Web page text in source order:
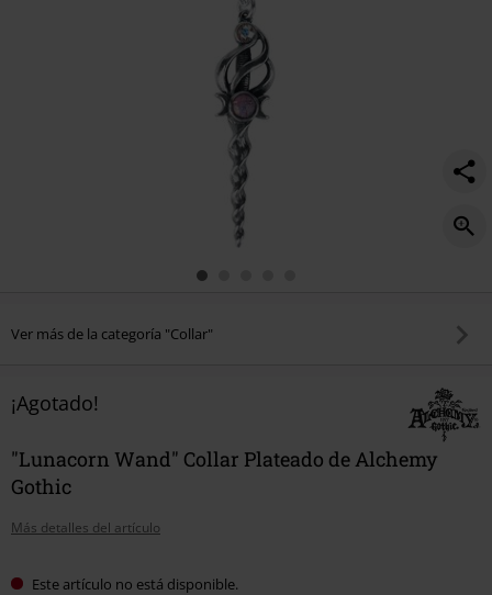
Ver más de la categoría "Collar"
¡Agotado!
"Lunacorn Wand" Collar Plateado de Alchemy
Gothic
Más detalles del artículo
Este artículo no está disponible.